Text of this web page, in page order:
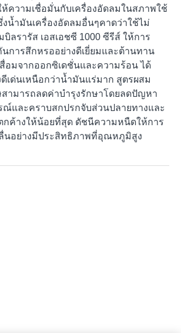
ห้ความเชื่อมั่นกับเครื่องอัดลมในสภาพใช้
งน้ำมันเครื่องอัดลมอื่นๆคาดว่าใช้ไม่
บิลรารัส เอสเอชซี 1000 ซีรีส์ ให้การ
นการสึกหรออย่างดีเยี่ยมและต้านทาน
สื่อมจากออกซิเดชั่นและความร้อน ได้
ดีเด่นเหนือกว่าน้ำมันแร่มาก สูตรผสม
สามารถลดค่าบำรุงรักษาโดยลดปัญหา
ณ์และคราบสกปรกจับส่วนปลายทางและ
กค้างให้น้อยที่สุด ดัชนีความหนืดให้การ
นอย่างมีประสิทธิภาพที่อุณหภูมิสูง